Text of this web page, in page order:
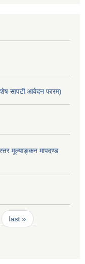
सापटी आवेदन फारम)
स्तर मूल्याङ्कन मापदण्ड
last »